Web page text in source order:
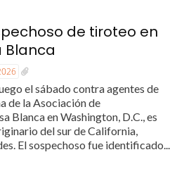
de tiroteo en
Blanca
el sábado contra agentes de
de la Asociación de
Blanca en Washington, D.C., es
del sur de California,
El sospechoso fue identificado...